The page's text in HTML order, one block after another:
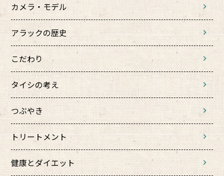
カメラ・モデル
アラックの歴史
こだわり
タイシの考え
つぶやき
トリートメント
健康とダイエット